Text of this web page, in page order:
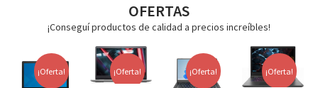
OFERTAS
¡Conseguí productos de calidad a precios increíbles!
¡Oferta! ¡Oferta! ¡Oferta! ¡Oferta!